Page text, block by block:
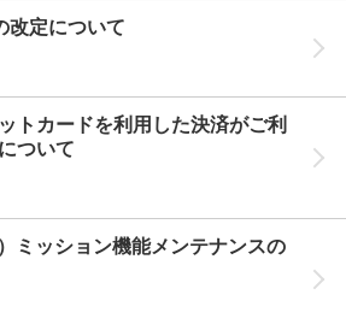
改定について
トカードを利用した決済がご利
ついて
ミッション機能メンテナンスの